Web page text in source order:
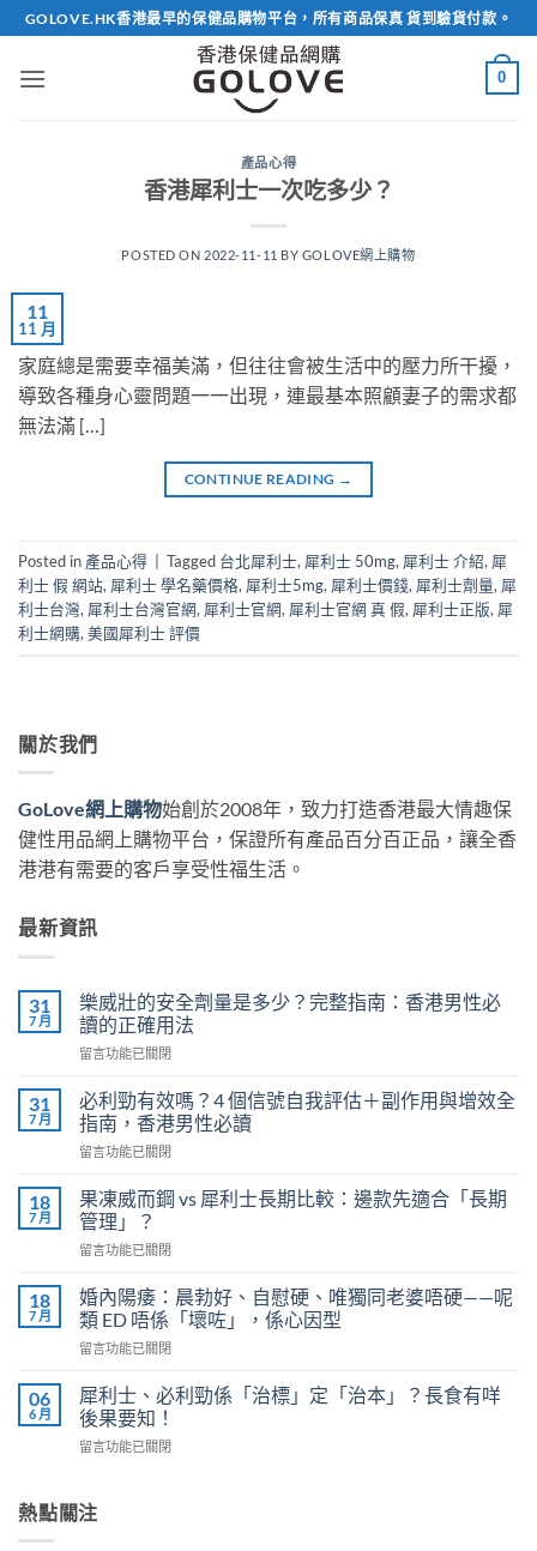
Skip
to
content
GOLOVE.HK香港最早的保健品購物平台，所有商品保真 貨到驗貨付款。
0
產品心得
香港犀利士一次吃多少？
POSTED ON 2022-11-11 BY GOLOVE網上購物
11
11 月
家庭總是需要幸福美滿，但往往會被生活中的壓力所干擾，
導致各種身心靈問題一一出現，連最基本照顧妻子的需求都
無法滿 […]
CONTINUE READING →
Posted in 產品心得 Tagged 台北犀利士, 犀利士 50mg, 犀利士 介紹, 犀
利士 假 網站, 犀利士 學名藥價格, 犀利士5mg, 犀利士價錢, 犀利士劑量, 犀
利士台灣, 犀利士台灣官網, 犀利士官網, 犀利士官網 真 假, 犀利士正版, 犀
利士網購, 美國犀利士 評價
關於我們
GoLove網上購物始創於2008年，致力打造香港最大情趣保
健性用品網上購物平台，保證所有產品百分百正品，讓全香
港港有需要的客戶享受性福生活。
最新資訊
31
7 月
樂威壯的安全劑量是多少？完整指南：香港男性必
讀的正確用法
在
威
壯
的
安
劑
量
是
多
完
整
南：
港
男
性
的
正
留言功能已關閉
31
7 月
必利勁有效嗎？4 個信號自我評估＋副作用與增效全
指南，香港男性必讀
在
利
勁
有
效
4
個
信
號
我
評
＋
用
留言功能已關閉
18
7 月
果凍威而鋼 vs 犀利士長期比較：邊款先適合「長期
管理」？
在
凍
威
而
鋼
犀
利
士
長
較：
留言功能已關閉
18
7 月
婚內陽痿：晨勃好、自慰硬、唯獨同老婆唔硬——呢
類 ED 唔係「壞咗」，係心因型
在
內
陽
痿：
晨
自
留言功能已關閉
06
6 月
犀利士、必利勁係「治標」定「治本」？長食有咩
後果要知！
在
士、
必
留言功能已關閉
熱點關注